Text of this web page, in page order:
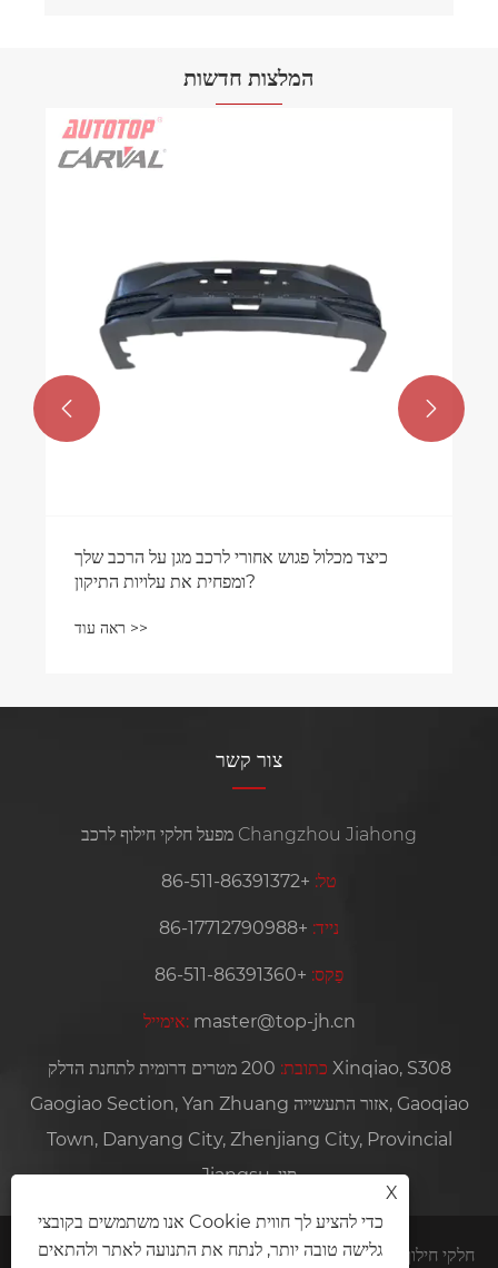
המלצות חדשות
כיצד מכלול פגוש אחורי לרכב מגן על הרכב שלך
ומפחית את עלויות התיקון?
ראה עוד >>
 
צור קשר
מפעל חלקי חילוף לרכב Changzhou Jiahong
טל: +86-511-86391372
נייד: +86-17712790988
פַקס: +86-511-86391360
אימייל: master@top-jh.cn
כתובת:
200 מטרים דרומית לתחנת הדלק Xinqiao, S308
Gaogiao Section, Yan Zhuang אזור התעשייה, Gaoqiao
Town, Danyang City, Zhenjiang City, Provincial
Jiangsu, סין
זכויות יוצרים © 2026 Changzhou Jiahong חלקי חילוף לרכב
X
אנו משתמשים בקובצי Cookie כדי להציע לך חווית
גלישה טובה יותר, לנתח את התנועה לאתר ולהתאים